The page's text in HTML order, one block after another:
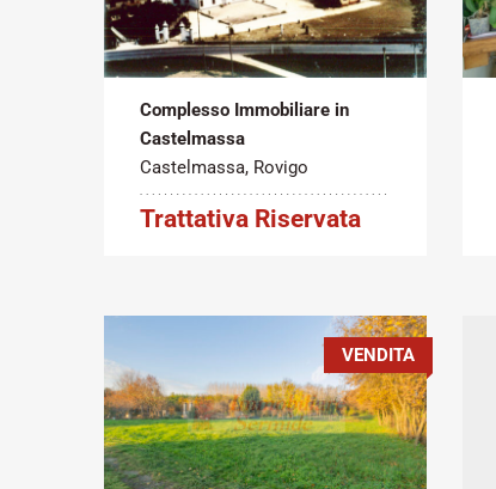
contratto:
Vendita
Commerciale:
350 m2
Complesso Immobiliare in
Castelmassa
Castelmassa, Rovigo
Trattativa Riservata
Tipo
contratto:
Metratura
Commerciale:
VENDITA